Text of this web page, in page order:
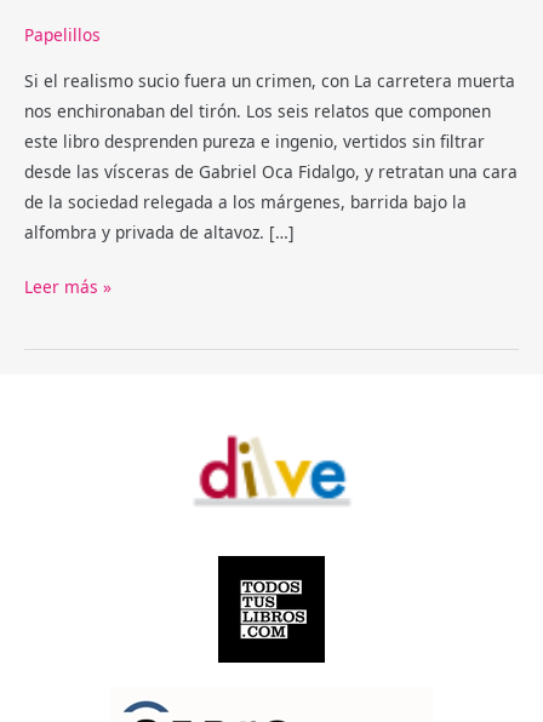
Papelillos
Si el realismo sucio fuera un crimen, con La carretera muerta
nos enchironaban del tirón. Los seis relatos que componen
este libro desprenden pureza e ingenio, vertidos sin filtrar
desde las vísceras de Gabriel Oca Fidalgo, y retratan una cara
de la sociedad relegada a los márgenes, barrida bajo la
alfombra y privada de altavoz. […]
La
muerta
Leer más »